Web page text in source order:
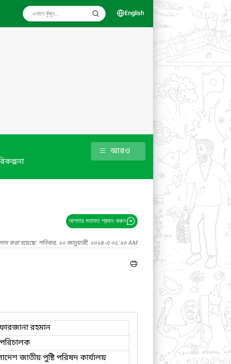
English
আরও
আপনার মতামত প্রদান করুন
করা হয়েছে: শনিবার, ২০ জানুয়ারী, ২০২৪ এ ০১:২৩ AM
রহমান
জাতীয় পুষ্টি পরিষদ কার্যালয়